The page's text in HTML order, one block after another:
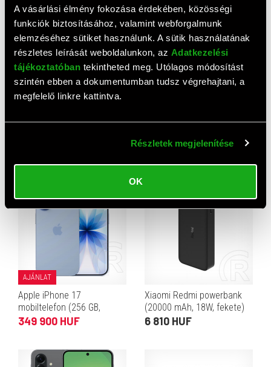
A vásárlási élmény fokozása érdekében, közösségi
funkciók biztosításához, valamint webforgalmunk
elemzéséhez sütiket használunk. A sütik használatának
részletes leírását weboldalunkon, az Adatkezelési
tájékoztatóban tekintheted meg. Utólagos módosítást
szintén ebben a dokumentumban tudsz végrehajtani, a
megfelelő linkre kattintva.
Részletek megjelenítése
OK
Samsung Galaxy A57 5G
Samsung Galaxy A57 5G
8/128 GB, szürke)
126 993 HUF
AJÁNLAT
Apple iPhone 17
mobiltelefon (256 GB,
párakék)
349 900 HUF
Xiaomi Redmi powerbank
(20000 mAh, 18W, fekete)
6 810 HUF